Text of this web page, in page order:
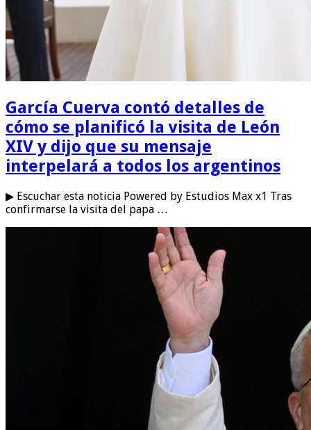
García Cuerva contó detalles de
cómo se planificó la visita de León
XIV y dijo que su mensaje
interpelará a todos los argentinos
▶ Escuchar esta noticia Powered by Estudios Max x1 Tras
confirmarse la visita del papa …